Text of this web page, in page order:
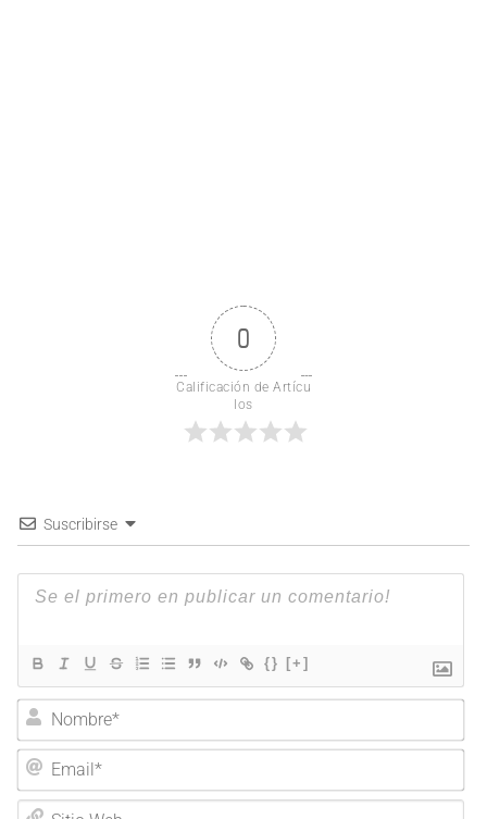
0
Calificación de Artícu
los
Suscribirse
{} [+]
Nombre*
Email*